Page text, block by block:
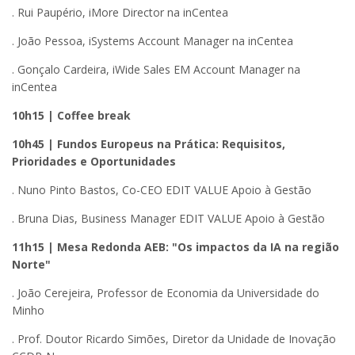
. Rui Paupério, iMore Director na inCentea
. João Pessoa, iSystems Account Manager na inCentea
. Gonçalo Cardeira, iWide Sales EM Account Manager na
inCentea
10h15 | Coffee break
10h45 | Fundos Europeus na Prática: Requisitos,
Prioridades e Oportunidades
. Nuno Pinto Bastos, Co-CEO EDIT VALUE Apoio à Gestão
. Bruna Dias, Business Manager EDIT VALUE Apoio à Gestão
11h15 | Mesa Redonda AEB: "Os impactos da IA na região
Norte"
. João Cerejeira, Professor de Economia da Universidade do
Minho
. Prof. Doutor Ricardo Simões, Diretor da Unidade de Inovação